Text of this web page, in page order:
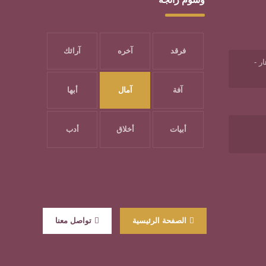
-
فرقد آخره آرائك
آفة آمال أبها
أبيات أخلاق أدب
الصفحة الرئيسية تواصل معنا